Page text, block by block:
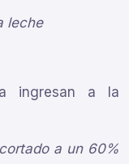
leche
ingresan a la
a un 60%